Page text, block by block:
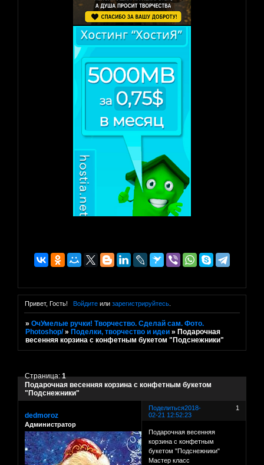
Привет, Гость! Войдитеили зарегистрируйтесь.
»ОчУмелые ручки! Творчество. Сделай сам. Фото.
Photoshop/ » Поделки, творчество и идеи » Подарочная
весенняя корзина с конфетным букетом "Подснежники"
Подарочная весенняя корзина с конфетным букетом
"Подснежники"
Страница:1
Поделиться 1
2018-
02-21 12:52:23
dedmoroz
Администратор
Подарочная весенняя
корзина с конфетным
букетом "Подснежники"
Мастер класс